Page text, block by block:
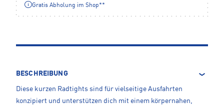
Gratis Abholung im Shop**
BESCHREIBUNG
Diese kurzen Radtights sind für vielseitige Ausfahrten
konzipiert und unterstützen dich mit einem körpernahen,